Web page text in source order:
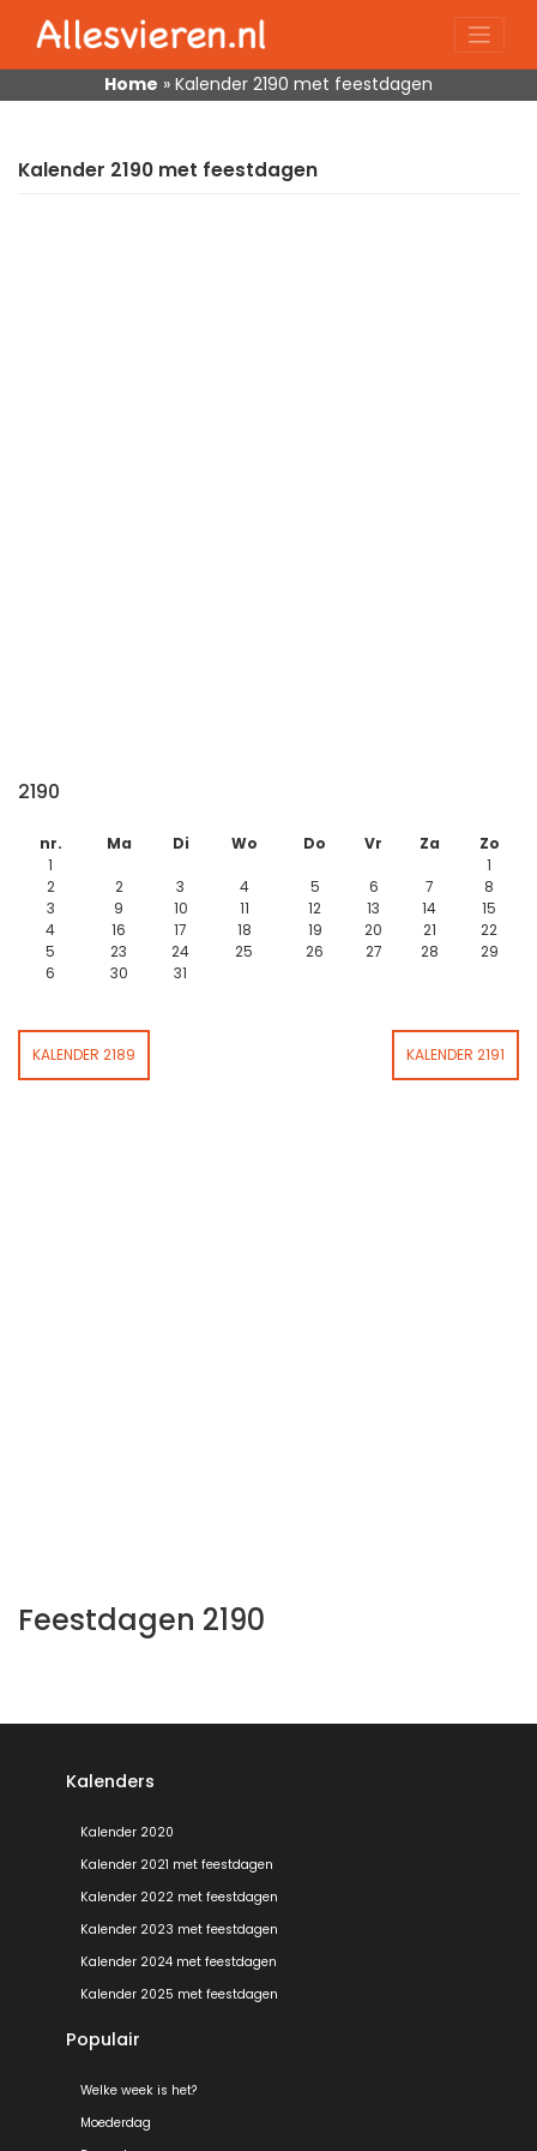
content
Home » Kalender 2190 met feestdagen
Kalender 2190 met feestdagen
2190
nr. Ma Di Wo Do Vr Za
Zo
1
1
2
2 3 4 5 6 7
8
3
9 10 11 12 13 14
15
4
16 17 18 19 20 21
22
5
23 24 25 26 27 28
29
6
30 31
KALENDER 2189 KALENDER 2191
Feestdagen 2190
Kalenders
Kalender 2020
Kalender 2021 met feestdagen
Kalender 2022 met feestdagen
Kalender 2023 met feestdagen
Kalender 2024 met feestdagen
Kalender 2025 met feestdagen
Populair
Welke week is het?
Moederdag